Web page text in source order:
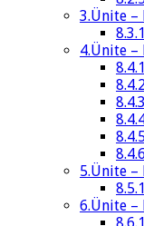
3.Ünite –
4.Ünite –
5.Ünite –
6.Ünite –